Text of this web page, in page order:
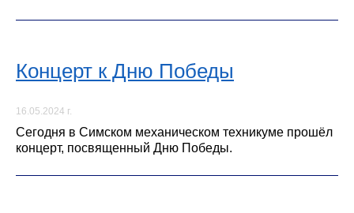
Концерт к Дню Победы
16.05.2024 г.
Сегодня в Симском механическом техникуме прошёл
концерт, посвященный Дню Победы.